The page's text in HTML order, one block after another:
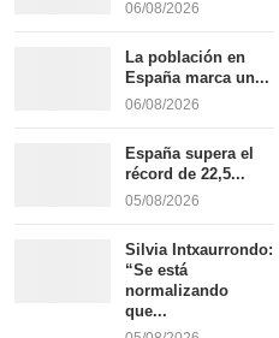
06/08/2026
La población en
España marca un...
06/08/2026
España supera el
récord de 22,5...
05/08/2026
Silvia Intxaurrondo:
“Se está
normalizando
que...